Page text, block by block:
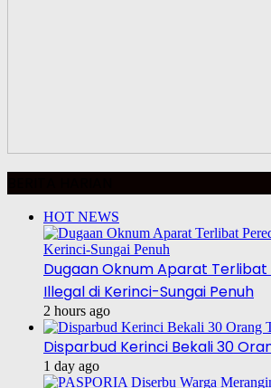
HOT NEWS
Dugaan Oknum Aparat
Illegal di Kerinci-Sungai Penuh
2 hours ago
Disparbud Kerinci Bekali 30
1 day ago